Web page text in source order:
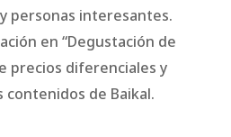
personas interesantes.
en “Degustación de
precios diferenciales y
de Baikal.